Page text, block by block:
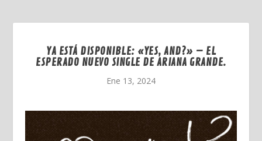
YA ESTÁ DISPONIBLE: «YES, AND?» – EL
ESPERADO NUEVO SINGLE DE ARIANA GRANDE.
Ene 13, 2024